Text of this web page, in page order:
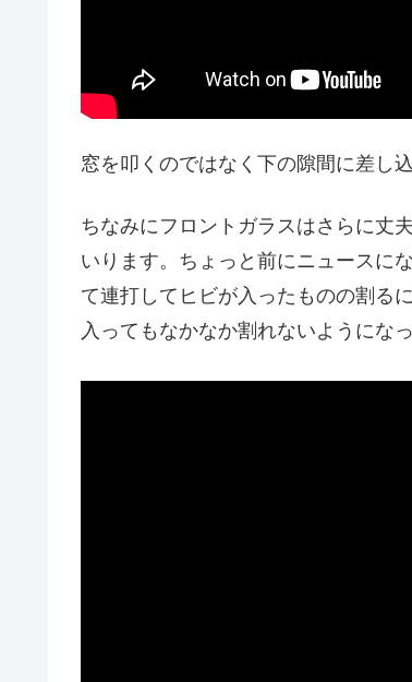
窓を叩くのではなく下の隙間に差し
ちなみにフロントガラスはさらに丈
いります。ちょっと前にニュースに
て連打してヒビが入ったものの割る
入ってもなかなか割れないようにな